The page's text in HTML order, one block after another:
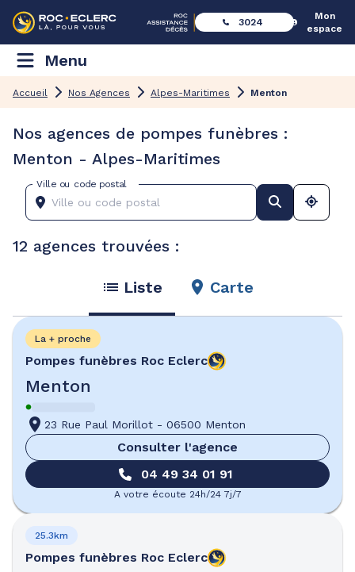
3024
Mon
espace
Menu
Accueil Nos Agences Alpes-Maritimes Menton
Nos agences de pompes funèbres :
Menton - Alpes-Maritimes
Ville ou code postal
12 agences trouvées :
Liste Carte
Pompes funèbres Roc Eclerc
Menton
La + proche
23 Rue Paul Morillot - 06500 Menton
Consulter l'agence
04 49 34 01 91
A votre écoute 24h/24 7j/7
Pompes funèbres Roc Eclerc
25.3km